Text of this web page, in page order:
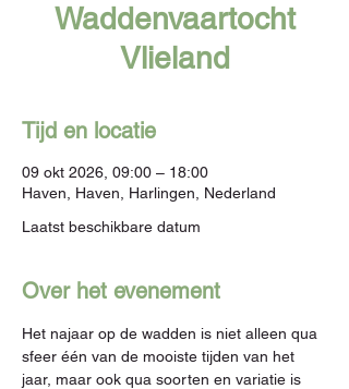
Waddenvaartocht
Vlieland
Tijd en locatie
09 okt 2026, 09:00 – 18:00
Haven, Haven, Harlingen, Nederland
Laatst beschikbare datum
Over het evenement
Het najaar op de wadden is niet alleen qua
sfeer één van de mooiste tijden van het
jaar, maar ook qua soorten en variatie is